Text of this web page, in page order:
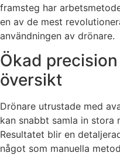
framsteg har
en av de mest
användningen av drönare.
Ökad
översikt
Drönare utrustade med
kan snabbt samla in stora
Resultatet blir en
något som manuella